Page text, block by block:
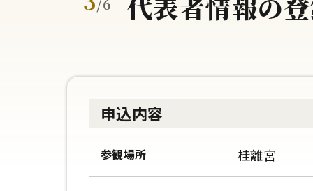
代表者情報の
申込内容
参観場所 桂離宮